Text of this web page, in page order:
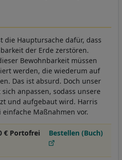
die Hauptursache dafür, dass
der Erde zerstören.
Bewohnbarkeit müssen
werden, die wiederum auf
Das ist absurd. Doch unser
anpassen, sodass unsere
und aufgebaut wird. Harris
Maßnahmen vor.
€ Portofrei Bestellen (Buch)